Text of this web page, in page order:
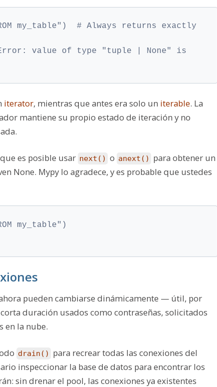
my_table")  # Always returns exactly
value of type "tuple | None" is
iterator, mientras que antes era solo un iterable. La
mantiene su propio estado de iteración y no
es posible usar next() o anext()
para obtener un
None. Mypy lo agradece, y es probable que ustedes
my_table")
pueden cambiarse dinámicamente — útil, por
duración usados como contraseñas, solicitados
en la nube.
drain()
para recrear todas las conexiones del
inspeccionar la base de datos para encontrar los
sin drenar el pool, las conexiones ya existentes